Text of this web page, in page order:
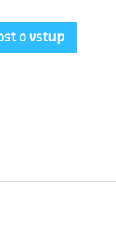
o vstup